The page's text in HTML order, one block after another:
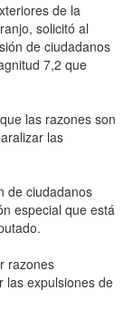
de la
solicitó al
de ciudadanos
7,2 que
las razones son
las
de ciudadanos
especial que está
razones
las expulsiones de